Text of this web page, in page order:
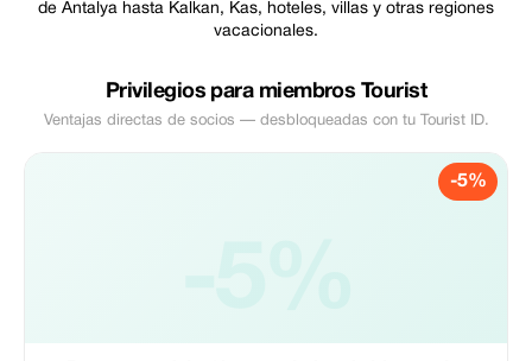
de Antalya hasta Kalkan, Kas, hoteles, villas y otras regiones
vacacionales.
Privilegios para miembros Tourist
Ventajas directas de socios — desbloqueadas con tu Tourist ID.
-5%